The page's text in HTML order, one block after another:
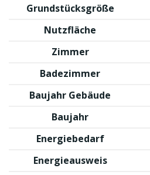
Grundstücksgröße
Nutzfläche
Zimmer
Badezimmer
Baujahr Gebäude
Baujahr
Energiebedarf
Energieausweis